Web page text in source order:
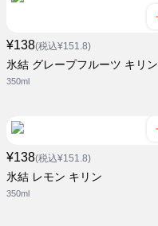
¥138(税込¥151.8)
氷結 グレープフルーツ キリン
350ml
¥138(税込¥151.8)
氷結 レモン キリン
350ml